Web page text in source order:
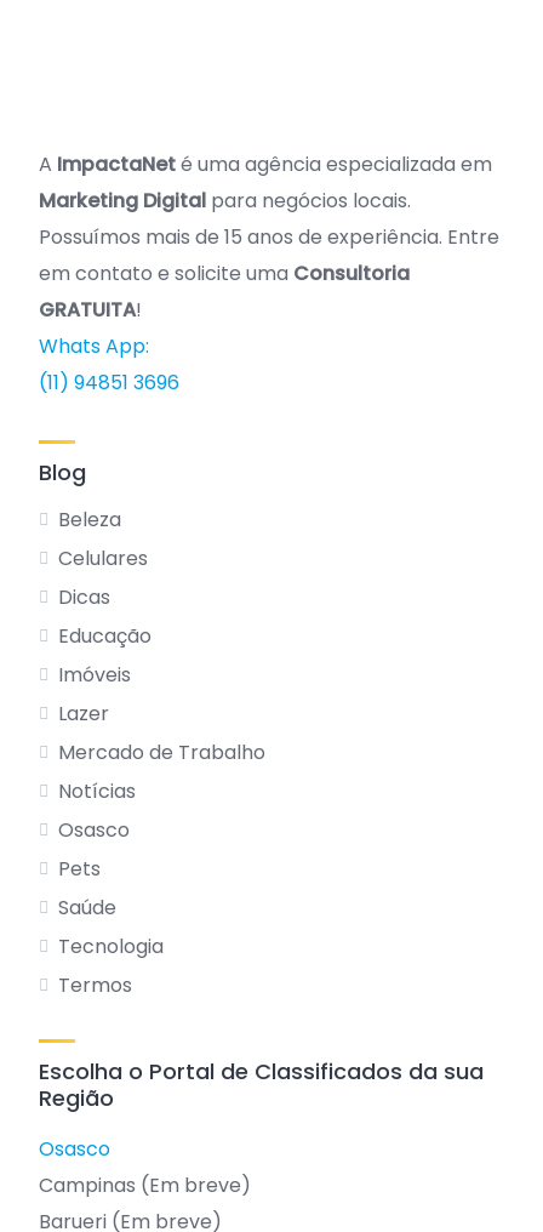
A ImpactaNeté uma agência especializada em
Marketing Digital para negócios locais.
Possuímos mais de 15 anos de experiência. Entre
em contato e solicite uma Consultoria
GRATUITA!
Whats App:
(11) 94851 3696
Blog
Beleza
Celulares
Dicas
Educação
Imóveis
Lazer
Mercado de Trabalho
Notícias
Osasco
Pets
Saúde
Tecnologia
Termos
Escolha o Portal de Classificados da sua
Região
Osasco
Campinas (Em breve)
Barueri (Em breve)